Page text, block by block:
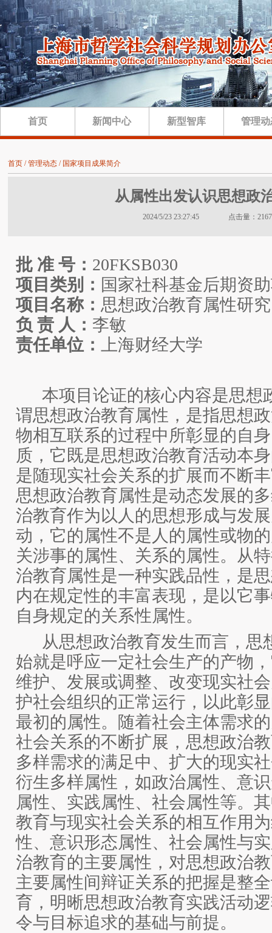
首页 新闻中心 新型智库 管理
首页 / 管理动态 / 国家项目成果简介
从属性出发认识思想政
2024/5/23 23:27:45 点击量：
批 准 号： 20FKSB030
项目类别： 国家社科基金后期资
项目名称： 思想政治教育属性研究
负 责 人： 李敏
责任单位：
上海财经大学
本项目 论证的核心内容是思想
谓思想政治教育属性，是指思想
物相互联系的过程中所彰显的自
质，它既是思想政治教育活动本
是随现实社会关系的扩展而不断
思想政治教育属性是动态发展的
治教育作为以人的思想形成与发
动，它的属性不是人的属性或物
关涉事的属性、关系的属性。从
治教育属性是一种实践品性，是
内在规定性的丰富表现，是以它
自身规定的关系性属性。
从思想政治教育发生而言，思
始就是呼应一定社会生产的产物
维护、发展或调整、改变现实社
护社会组织的正常运行，以此彰
最初的属性。随着社会主体需求
社会关系的不断扩展，思想政治
多样需求的满足中、扩大的现实
衍生多样属性，如政治属性、意
属性、实践属性、社会属性等。
教育与现实社会关系的相互作用
性、意识形态属性、社会属性与
治教育的主要属性，对思想政治
主要属性间辩证关系的把握是整
育，明晰思想政治教育实践活动
令与目标追求的基础与前提。